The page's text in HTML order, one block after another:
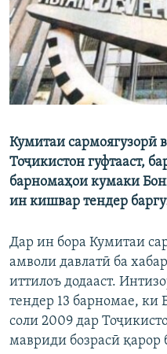
ГУЗОРИШҲОИ РАДИОӢ
Русский
ПАЙГИРӢ КУНЕД
Ҳамаи сомонаҳои
Кумитаи сармоягузорӣ
Тоҷикистон гуфтааст,
барномаҳои кумаки
ин кишвар тендер
Дар ин бора Кумитаи
амволи давлатӣ ба
иттилоъ додааст.
тендер 13 барномае,
соли 2009 дар
мавриди бозрасӣ қарор